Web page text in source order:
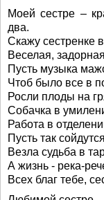
Моей сестре –
два.
Скажу сестренке
Веселая,
Пусть музыка
Чтоб было все в
Росли плоды на
Собачка в
Работа в
Пусть так
Везла судьба в
А жизнь - река-
Всех благ тебе,